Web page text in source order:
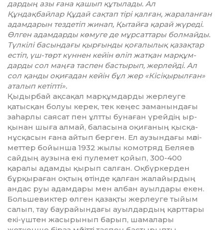
дардың азы ғана қашып құтылады. Ал
Құндақбайлар Құдай сақтап тірі қалған, жаралан­ған
адамдарын тездетіп жинап, Қытайға қарай жүреді.
Өлген адам­дарды көмуге де мұрсаттары болмайды.
Түлкілі басындағы қырғынды қоғалылық қазақтар
естіп, үш-төрт күннен кейін өліп жатқан марқұм­
дарды сол маңға таспен бастырып, жерлейді. Ал
сол қанды оқиғадан кейін бұл жер «Кісі­қырыл­ған»
аталып кетіпті».
Қыдырбай ақсақал марқұмдар­ды жерлеуге
қатысқан болуы керек, тек кеңес заманындағы
заһарлы саясат пен ұлтты бунаған үрейдің ыр­
қынан шыға алмай, баласына оқи­ғаның қысқа-
нұсқасын ғана айтып берген. Ел аузындағы мәлі­
меттер бойынша 1932 жылы комо­тряд Беляев
сайдың аузына екі пулемет қойып, 300-400
қаралы адамды қырып салған. Оқбүркерден
бұрқыраған оқтың өтінде қалған жалайырдың
андас руы адамдары мен албан ауылдары екен.
Боль­ше­виктер өлген қазақты жерлеуге тыйым
салып, тау баурайындағы ауыл­дардың қарттары
екі-үштен жасырынып барып, шамалары